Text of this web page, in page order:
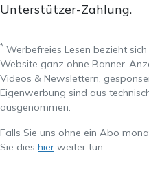
Unterstützer-Zahlung.
* Werbefreies Lesen bezieht
Website ganz ohne Banner-
Videos & Newslettern,
Eigenwerbung sind aus
ausgenommen.
Falls Sie uns ohne ein Abo
Sie dies hier weiter tun.